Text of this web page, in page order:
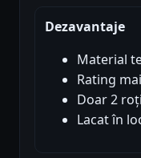
Dezavantaje
Material
Rating
Doar 2 roți
Lacat în